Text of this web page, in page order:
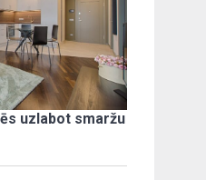
uzlabot smaržu